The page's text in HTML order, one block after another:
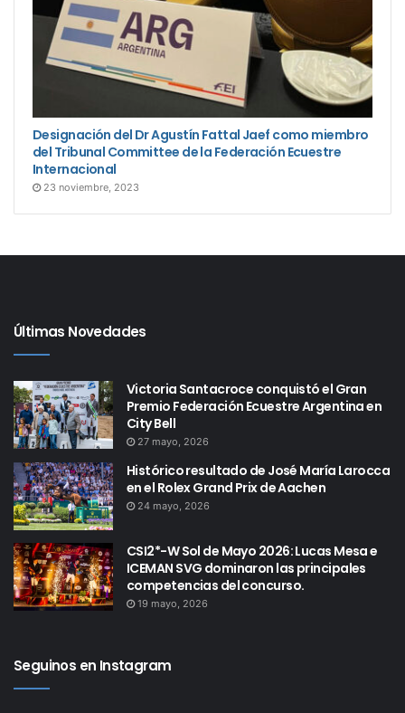
Designación del Dr Agustín Fattal Jaef como miembro
del Tribunal Committee de la Federación Ecuestre
Internacional
23 noviembre, 2023
Últimas Novedades
Victoria Santacroce conquistó el Gran
Premio Federación Ecuestre Argentina en
City Bell
27 mayo, 2026
Histórico resultado de José María Larocca
en el Rolex Grand Prix de Aachen
24 mayo, 2026
CSI2*-W Sol de Mayo 2026: Lucas Mesa e
ICEMAN SVG dominaron las principales
competencias del concurso.
19 mayo, 2026
Seguinos en Instagram